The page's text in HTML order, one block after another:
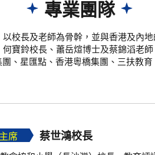
專業團隊
校長及老師為骨幹，並與香港及內
寶鈴校長、蕭岳煊博士及蔡錦滔老
、星匯點、香港粵橋集團、三扶教
主席 蔡世鴻校長